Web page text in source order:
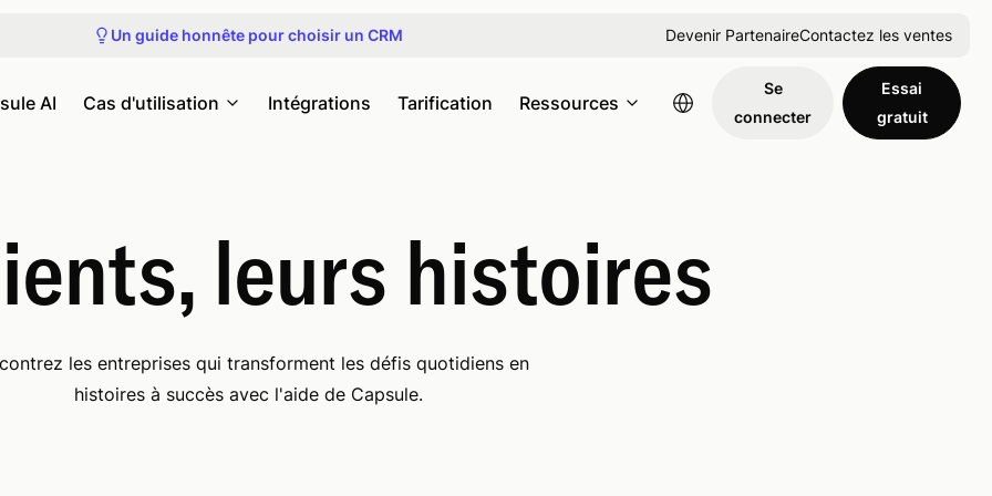
Un guide honnête pour choisir un CRM
Devenir PartenaireContactez les ventes
AI Cas d'utilisation Intégrations Tarification Ressources
Se
connecter
Essai
gratuit
leurs histoires
les entreprises qui transforment les défis quotidiens en
histoires à succès avec l'aide de Capsule.